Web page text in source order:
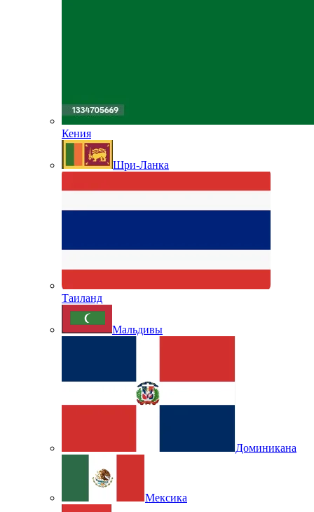
Кения
Шри-Ланка
Таиланд
Мальдивы
Доминикана
Мексика